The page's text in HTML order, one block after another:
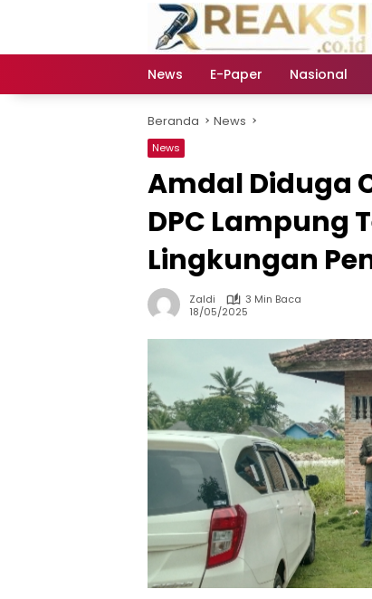
News E-Paper Nasional
Beranda News
News
Amdal Diduga
DPC Lampung
Lingkungan
Zaldi
3 Min Baca
18/05/2025